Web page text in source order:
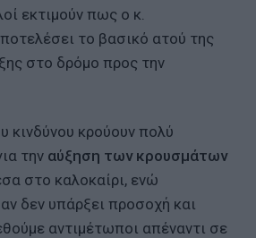
εκτιμούν πως ο κ.
το βασικό ατού της
στο δρόμο προς την
κινδύνου κρούουν πολύ
την αύξηση των κρουσμάτων
στο καλοκαίρι, ενώ
δεν υπάρξει προσοχή και
αντιμέτωποι απέναντι σε